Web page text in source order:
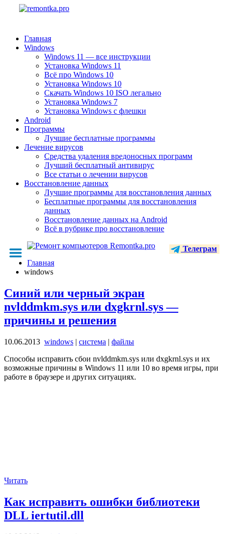
Главная
Windows
Windows 11 — все инструкции
Установка Windows 11
Всё про Windows 10
Установка Windows 10
Скачать Windows 10 ISO легально
Установка Windows 7
Установка Windows с флешки
Android
Программы
Лучшие бесплатные программы
Лечение вирусов
Средства удаления вредоносных программ
Лучший бесплатный антивирус
Все статьи о лечении вирусов
Восстановление данных
Лучшие программы для восстановления данных
Бесплатные программы для восстановления
данных
Восстановление данных на Android
Всё в рубрике про восстановление
Телеграм
Главная
windows
Синий или черный экран
nvlddmkm.sys или dxgkrnl.sys —
причины и решения
10.06.2013 windows | система | файлы
Способы исправить сбои nvlddmkm.sys или dxgkrnl.sys и их
возможные причины в Windows 11 или 10 во время игры, при
работе в браузере и других ситуациях.
Читать
Как исправить ошибки библиотеки
DLL iertutil.dll